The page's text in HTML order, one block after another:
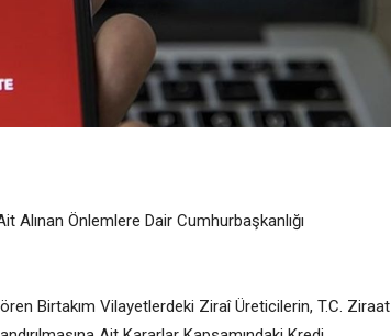
Alınan Önlemlere Dair Cumhurbaşkanlığı
Birtakım Vilayetlerdeki Ziraî Üreticilerin, T.C. Ziraat